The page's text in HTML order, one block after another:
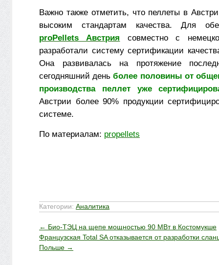
Важно также отметить, что пеллеты в
высоким стандартам качества. Для
proPellets Австрия совместно с
разработали систему сертификации
Она развивалась на протяжение
сегодняшний деньболее половины от
производства пеллет уже
Австрии более 90% продукции
системе.
По материалам: propellets
Категории: Аналитика
← Био-ТЭЦ на щепе мощностью 90 МВт в Костомукше
Французская Total SA отказывается от разработки
Польше →